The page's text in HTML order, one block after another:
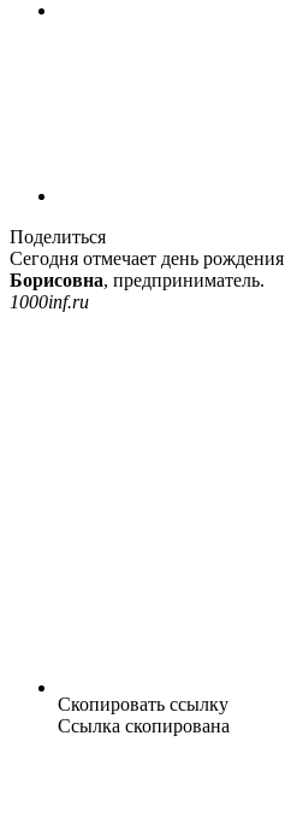
Поделиться
Сегодня отмечает день рождения
Борисовна, предприниматель.
1000inf.ru
Скопировать ссылку
Ссылка скопирована